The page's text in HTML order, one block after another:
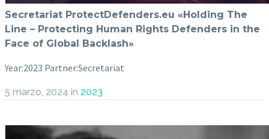
Secretariat ProtectDefenders.eu «Holding The
Line – Protecting Human Rights Defenders in the
Face of Global Backlash»
Year:2023 Partner:Secretariat
5 marzo, 2024 in 2023